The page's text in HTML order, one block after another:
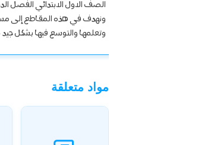
الصف الاول الابتدائي الفصل
ونهدف في هذه المقاطع إلى
وتعلمها والتوسع فيها بشكل جيد
مواد متعلقة